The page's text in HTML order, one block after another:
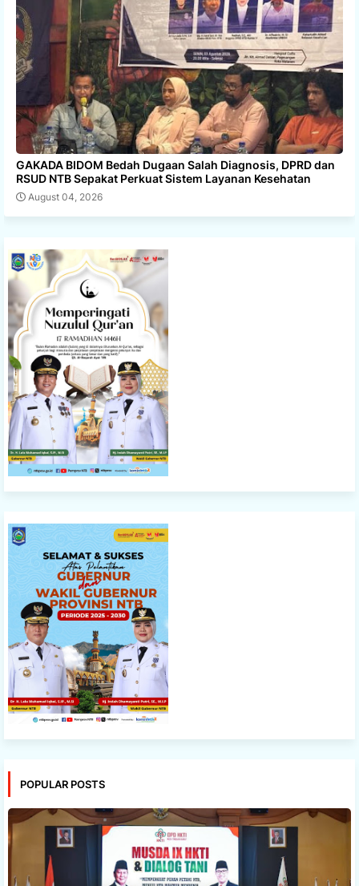
GAKADA BIDOM Bedah Dugaan Salah Diagnosis, DPRD dan
RSUD NTB Sepakat Perkuat Sistem Layanan Kesehatan
August 04, 2026
POPULAR POSTS